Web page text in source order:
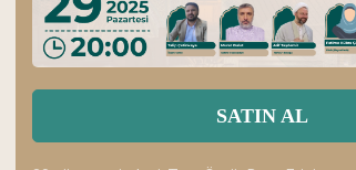
SATIN AL